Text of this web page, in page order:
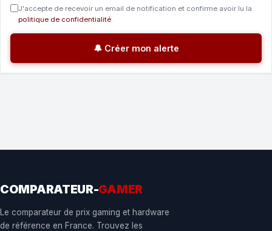
J'accepte de recevoir un email de notification et confirme avoir lu la
politique de confidentialité.
🔔 Créer mon alerte
COMPARATEUR-GAMER
Le comparateur de prix gaming et hardware
de référence en France. Trouvez les